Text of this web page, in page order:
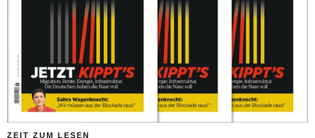
ZEIT ZUM LESEN